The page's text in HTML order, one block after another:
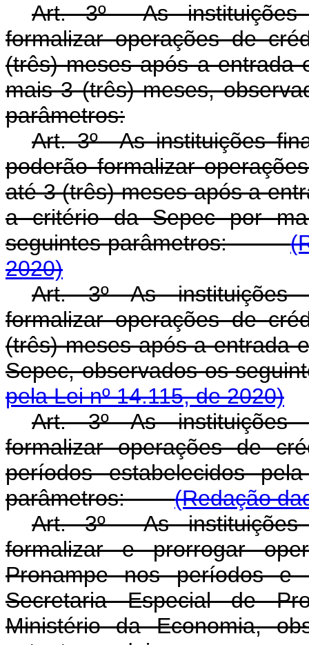
Art. 3º As instituições
formalizar operações de
(três) meses após a entrada
mais 3 (três) meses,
parâmetros:
Art. 3º As instituições
poderão formalizar
até 3 (três) meses após a
a critério da Sepec por
seguintes parâmetros:
2020)
Art. 3º As instituições
formalizar operações de
(três) meses após a entrada
Sepec, observados os
pela Lei nº 14.115, de 2020)
Art. 3º As instituições
formalizar operações de
períodos estabelecidos
parâmetros:(Redação
Art. 3º As instituições
formalizar e prorrogar
Pronampe nos períodos e
Secretaria Especial de
Ministério da Economia,